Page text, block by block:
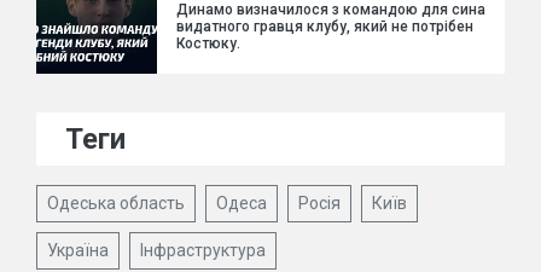
Динамо визначилося з командою для сина
видатного гравця клубу, який не потрібен
Костюку.
Теги
Одеська область Одеса Росія Київ
Україна Інфраструктура